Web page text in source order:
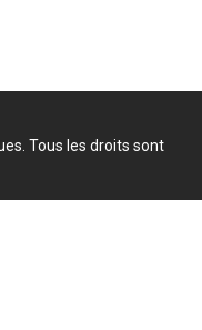
Tous les droits sont